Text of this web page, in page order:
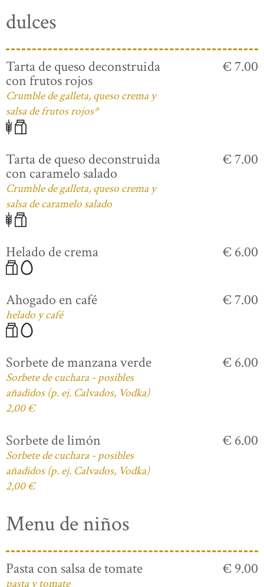
dulces
Tarta de queso deconstruida
con frutos rojos
Crumble de galleta, queso crema y
salsa de frutos rojos*
€ 7.00
Tarta de queso deconstruida
con caramelo salado
Crumble de galleta, queso crema y
salsa de caramelo salado
€ 7.00
Helado de crema € 6.00
Ahogado en café
helado y café
€ 7.00
Sorbete de manzana verde
Sorbete de cuchara - posibles
añadidos (p. ej. Calvados, Vodka)
2,00 €
€ 6.00
Sorbete de limón
Sorbete de cuchara - posibles
añadidos (p. ej. Calvados, Vodka)
2,00 €
€ 6.00
Menu de niños
Pasta con salsa de tomate
pasta y tomate
€ 9.00